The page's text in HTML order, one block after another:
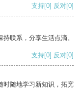
支持[0] 反对[0]
联系，分享生活点滴。
支持[0] 反对[0]
时随地学习新知识，拓宽